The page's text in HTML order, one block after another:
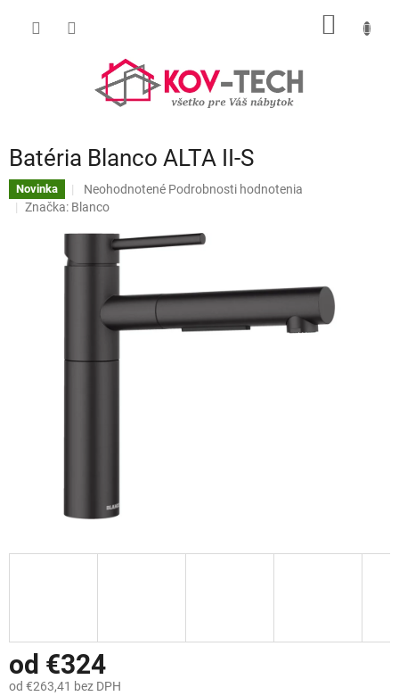
Batéria Blanco ALTA II-S
Novinka
Priemerné
hodnotenie
hviezdičiek.
Neohodnotené Podrobnosti hodnotenia
Značka: Blanco
od €324
od €263,41 bez DPH